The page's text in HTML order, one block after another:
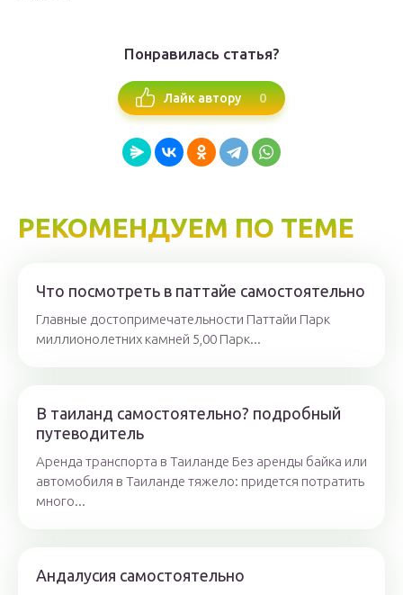
Понравилась статья?
Лайк автору 0
РЕКОМЕНДУЕМ ПО ТЕМЕ
Что посмотреть в паттайе самостоятельно
Главные достопримечательности Паттайи Парк
миллионолетних камней 5,00 Парк...
В таиланд самостоятельно? подробный
путеводитель
Аренда транспорта в Таиланде Без аренды байка или
автомобиля в Таиланде тяжело: придется потратить
много...
Андалусия самостоятельно